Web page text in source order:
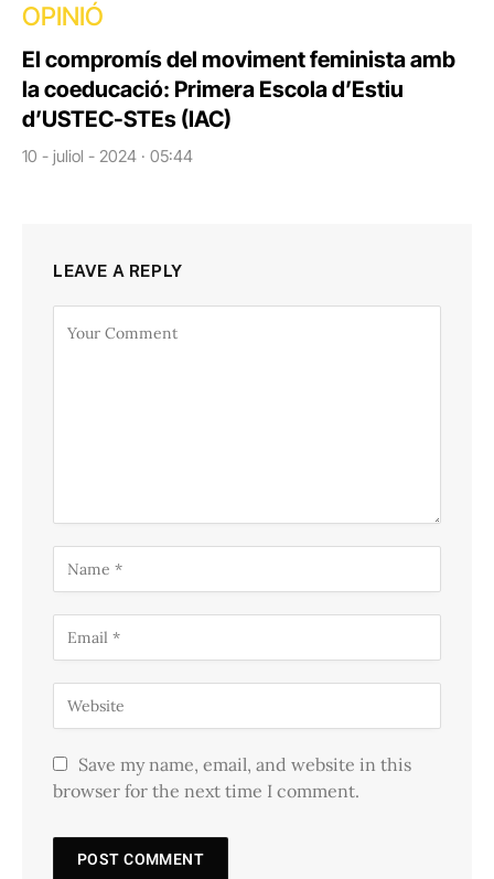
OPINIÓ
El compromís del moviment feminista amb
la coeducació: Primera Escola d’Estiu
d’USTEC-STEs (IAC)
10 - juliol - 2024 · 05:44
LEAVE A REPLY
Save my name, email, and website in this
browser for the next time I comment.